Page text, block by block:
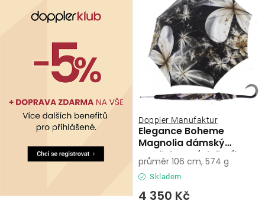
Elegance Boheme
Magnolia dámský
vystřelovací deštník
Doppler Manufaktur
Skladem
4 350 Kč
průměr 106 cm, 574 g